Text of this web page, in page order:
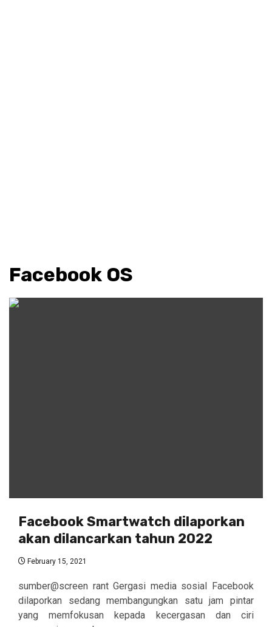
Facebook OS
Facebook Smartwatch dilaporkan
akan dilancarkan tahun 2022
February 15, 2021
sumber@screen rant Gergasi media sosial Facebook
dilaporkan sedang membangungkan satu jam pintar
yang memfokusan kepada kecergasan dan ciri